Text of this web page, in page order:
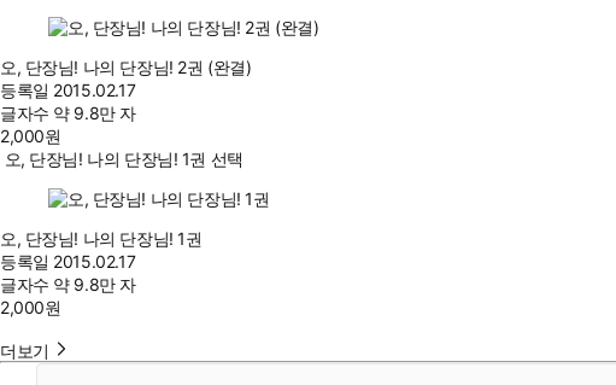
오, 단장님! 나의 단장님! 2권 (완결)
등록일 2015.02.17
글자수 약 9.8만 자
2,000원
오, 단장님! 나의 단장님! 1권 선택
오, 단장님! 나의 단장님! 1권
등록일 2015.02.17
글자수 약 9.8만 자
2,000원
더보기